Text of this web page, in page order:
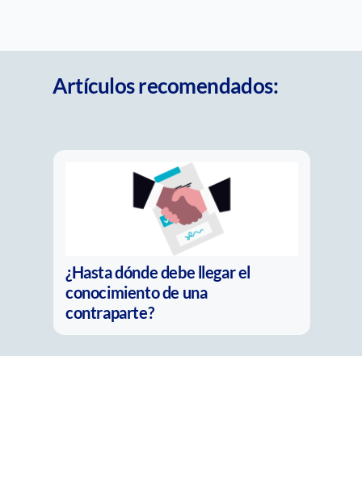
Artículos recomendados:
La nueva pregunta del
compliance: ¿Es real o solo parece
real?